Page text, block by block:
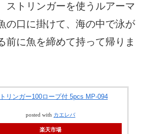
ストリンガーを使うルアーマ
の口に掛けて、海の中で泳が
前に魚を締めて持って帰りま
リンガー100ロープ付 5pcs MP-094
posted with カエレバ
楽天市場